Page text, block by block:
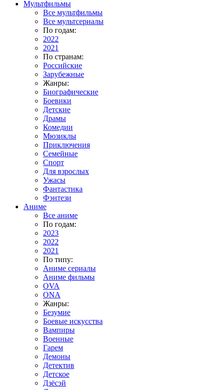
Мультфильмы
Все мультфильмы
Все мультсериалы
По годам:
2022
2021
По странам:
Российские
Зарубежные
Жанры:
Биографические
Боевики
Детские
Драмы
Комедии
Мюзиклы
Приключения
Семейные
Спорт
Для взрослых
Ужасы
Фантастика
Фэнтези
Аниме
Все аниме
По годам:
2023
2022
2021
По типу:
Аниме сериалы
Аниме фильмы
OVA
ONA
Жанры:
Безумие
Боевые искусства
Вампиры
Военные
Гарем
Демоны
Детектив
Детское
Дзёсэй